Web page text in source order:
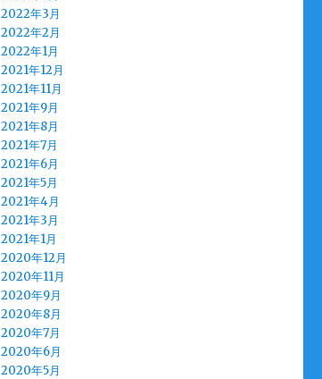
2022年3月
2022年2月
2022年1月
2021年12月
2021年11月
2021年9月
2021年8月
2021年7月
2021年6月
2021年5月
2021年4月
2021年3月
2021年1月
2020年12月
2020年11月
2020年9月
2020年8月
2020年7月
2020年6月
2020年5月